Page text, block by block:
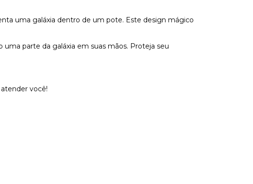
uma galáxia dentro de um pote. Este design mágico
uma parte da galáxia em suas mãos. Proteja seu
você!